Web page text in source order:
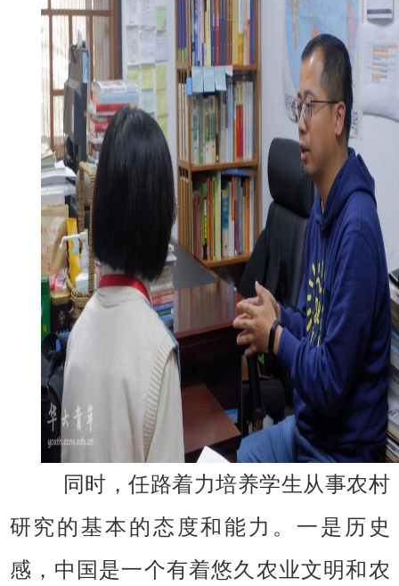
同时，任路着力培养学生从事农村
研究的基本的态度和能力。一是历史
感，中国是一个有着悠久农业文明和农